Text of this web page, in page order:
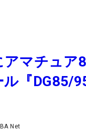
マチュア
『DG85/
Net